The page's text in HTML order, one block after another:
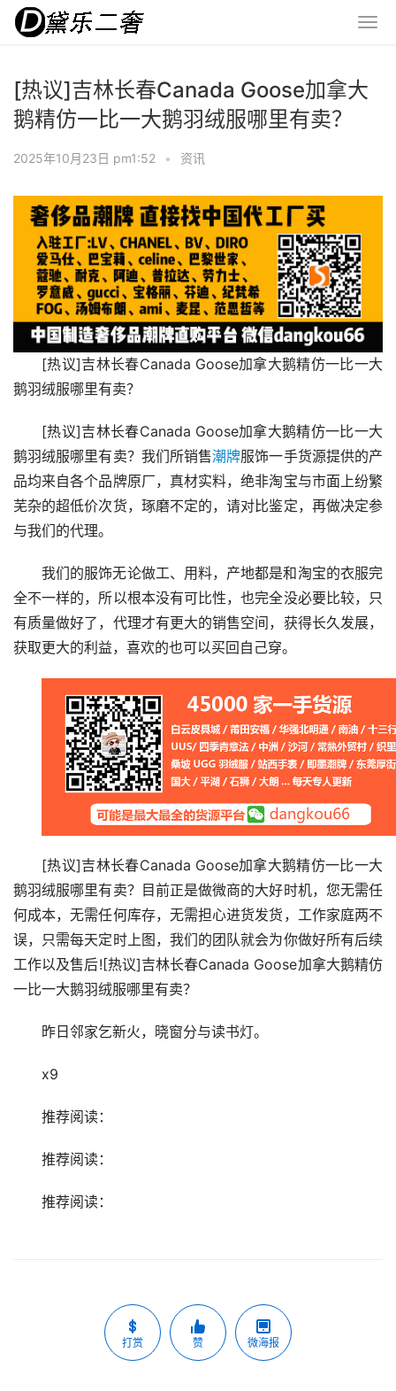
[热议]吉林长春Canada Goose加拿大
鹅精仿一比一大鹅羽绒服哪里有卖？
2025年10月23日 pm1:52 • 资讯
[热议]吉林长春Canada Goose加拿大鹅精仿一比一大
鹅羽绒服哪里有卖？
[热议]吉林长春Canada Goose加拿大鹅精仿一比一大
鹅羽绒服哪里有卖？我们所销售潮牌服饰一手货源提供的产
品均来自各个品牌原厂，真材实料，绝非淘宝与市面上纷繁
芜杂的超低价次货，琢磨不定的，请对比鉴定，再做决定参
与我们的代理。
我们的服饰无论做工、用料，产地都是和淘宝的衣服完
全不一样的，所以根本没有可比性，也完全没必要比较，只
有质量做好了，代理才有更大的销售空间，获得长久发展，
获取更大的利益，喜欢的也可以买回自己穿。
[热议]吉林长春Canada Goose加拿大鹅精仿一比一大
鹅羽绒服哪里有卖？目前正是做微商的大好时机，您无需任
何成本，无需任何库存，无需担心进货发货，工作家庭两不
误，只需每天定时上图，我们的团队就会为你做好所有后续
工作以及售后![热议]吉林长春Canada Goose加拿大鹅精仿
一比一大鹅羽绒服哪里有卖？
昨日邻家乞新火，晓窗分与读书灯。
x9
推荐阅读：
推荐阅读：
推荐阅读：
打赏 赞 微海报